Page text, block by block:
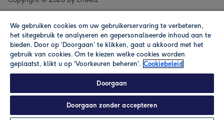
Alle prijzen zijn inclusief btw en andere heffingen. Lees de
We gebruiken cookies om uw gebruikerservaring te verbeteren,
het sitegebruik te analyseren en gepersonaliseerde inhoud aan te
bieden. Door op ‘Doorgaan’ te klikken, gaat u akkoord met het
gebruik van cookies. Om te kiezen welke cookies worden
geplaatst, klikt u op 'Voorkeuren beheren'. Cookiebeleid
Doorgaan
Doorgaan zonder accepteren